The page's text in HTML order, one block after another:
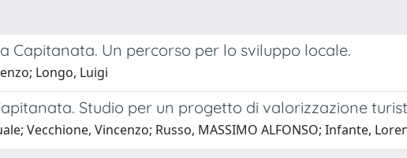
Capitanata. Un percorso per lo sviluppo locale.
Longo, Luigi
Studio per un progetto di valorizzazione
Vecchione, Vincenzo; Russo, MASSIMO ALFONSO; Infante,